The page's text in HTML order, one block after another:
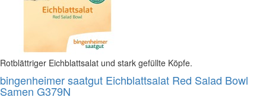
Rotblättriger Eichblattsalat und stark gefüllte Köpfe.
bingenheimer saatgut Eichblattsalat Red Salad Bowl
Samen G379N